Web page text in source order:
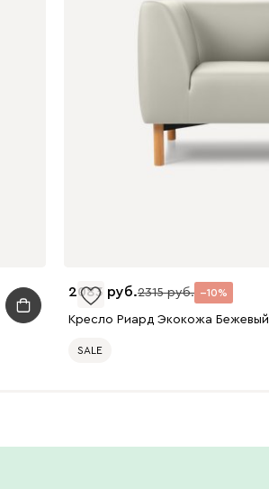
2083 2315 10
Кресло Риард Экокожа Бежевый
SALE